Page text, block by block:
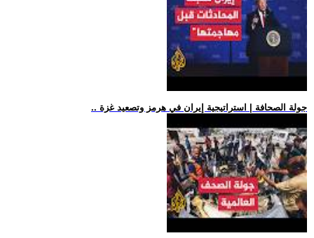
.. جولة الصحافة | استراتيجية إيران في هرمز وتصعيد غزة